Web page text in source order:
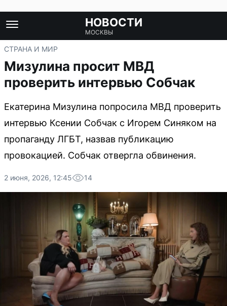
НОВОСТИ
МОСКВЫ
СТРАНА И МИР
Мизулина просит МВД
проверить интервью Собчак
Екатерина Мизулина попросила МВД проверить
интервью Ксении Собчак с Игорем Синяком на
пропаганду ЛГБТ, назвав публикацию
провокацией. Собчак отвергла обвинения.
2 июня, 2026, 12:45 14